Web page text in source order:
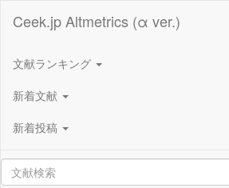
Ceek.jp Altmetrics (α ver.)
文献ランキング
新着文献
新着投稿